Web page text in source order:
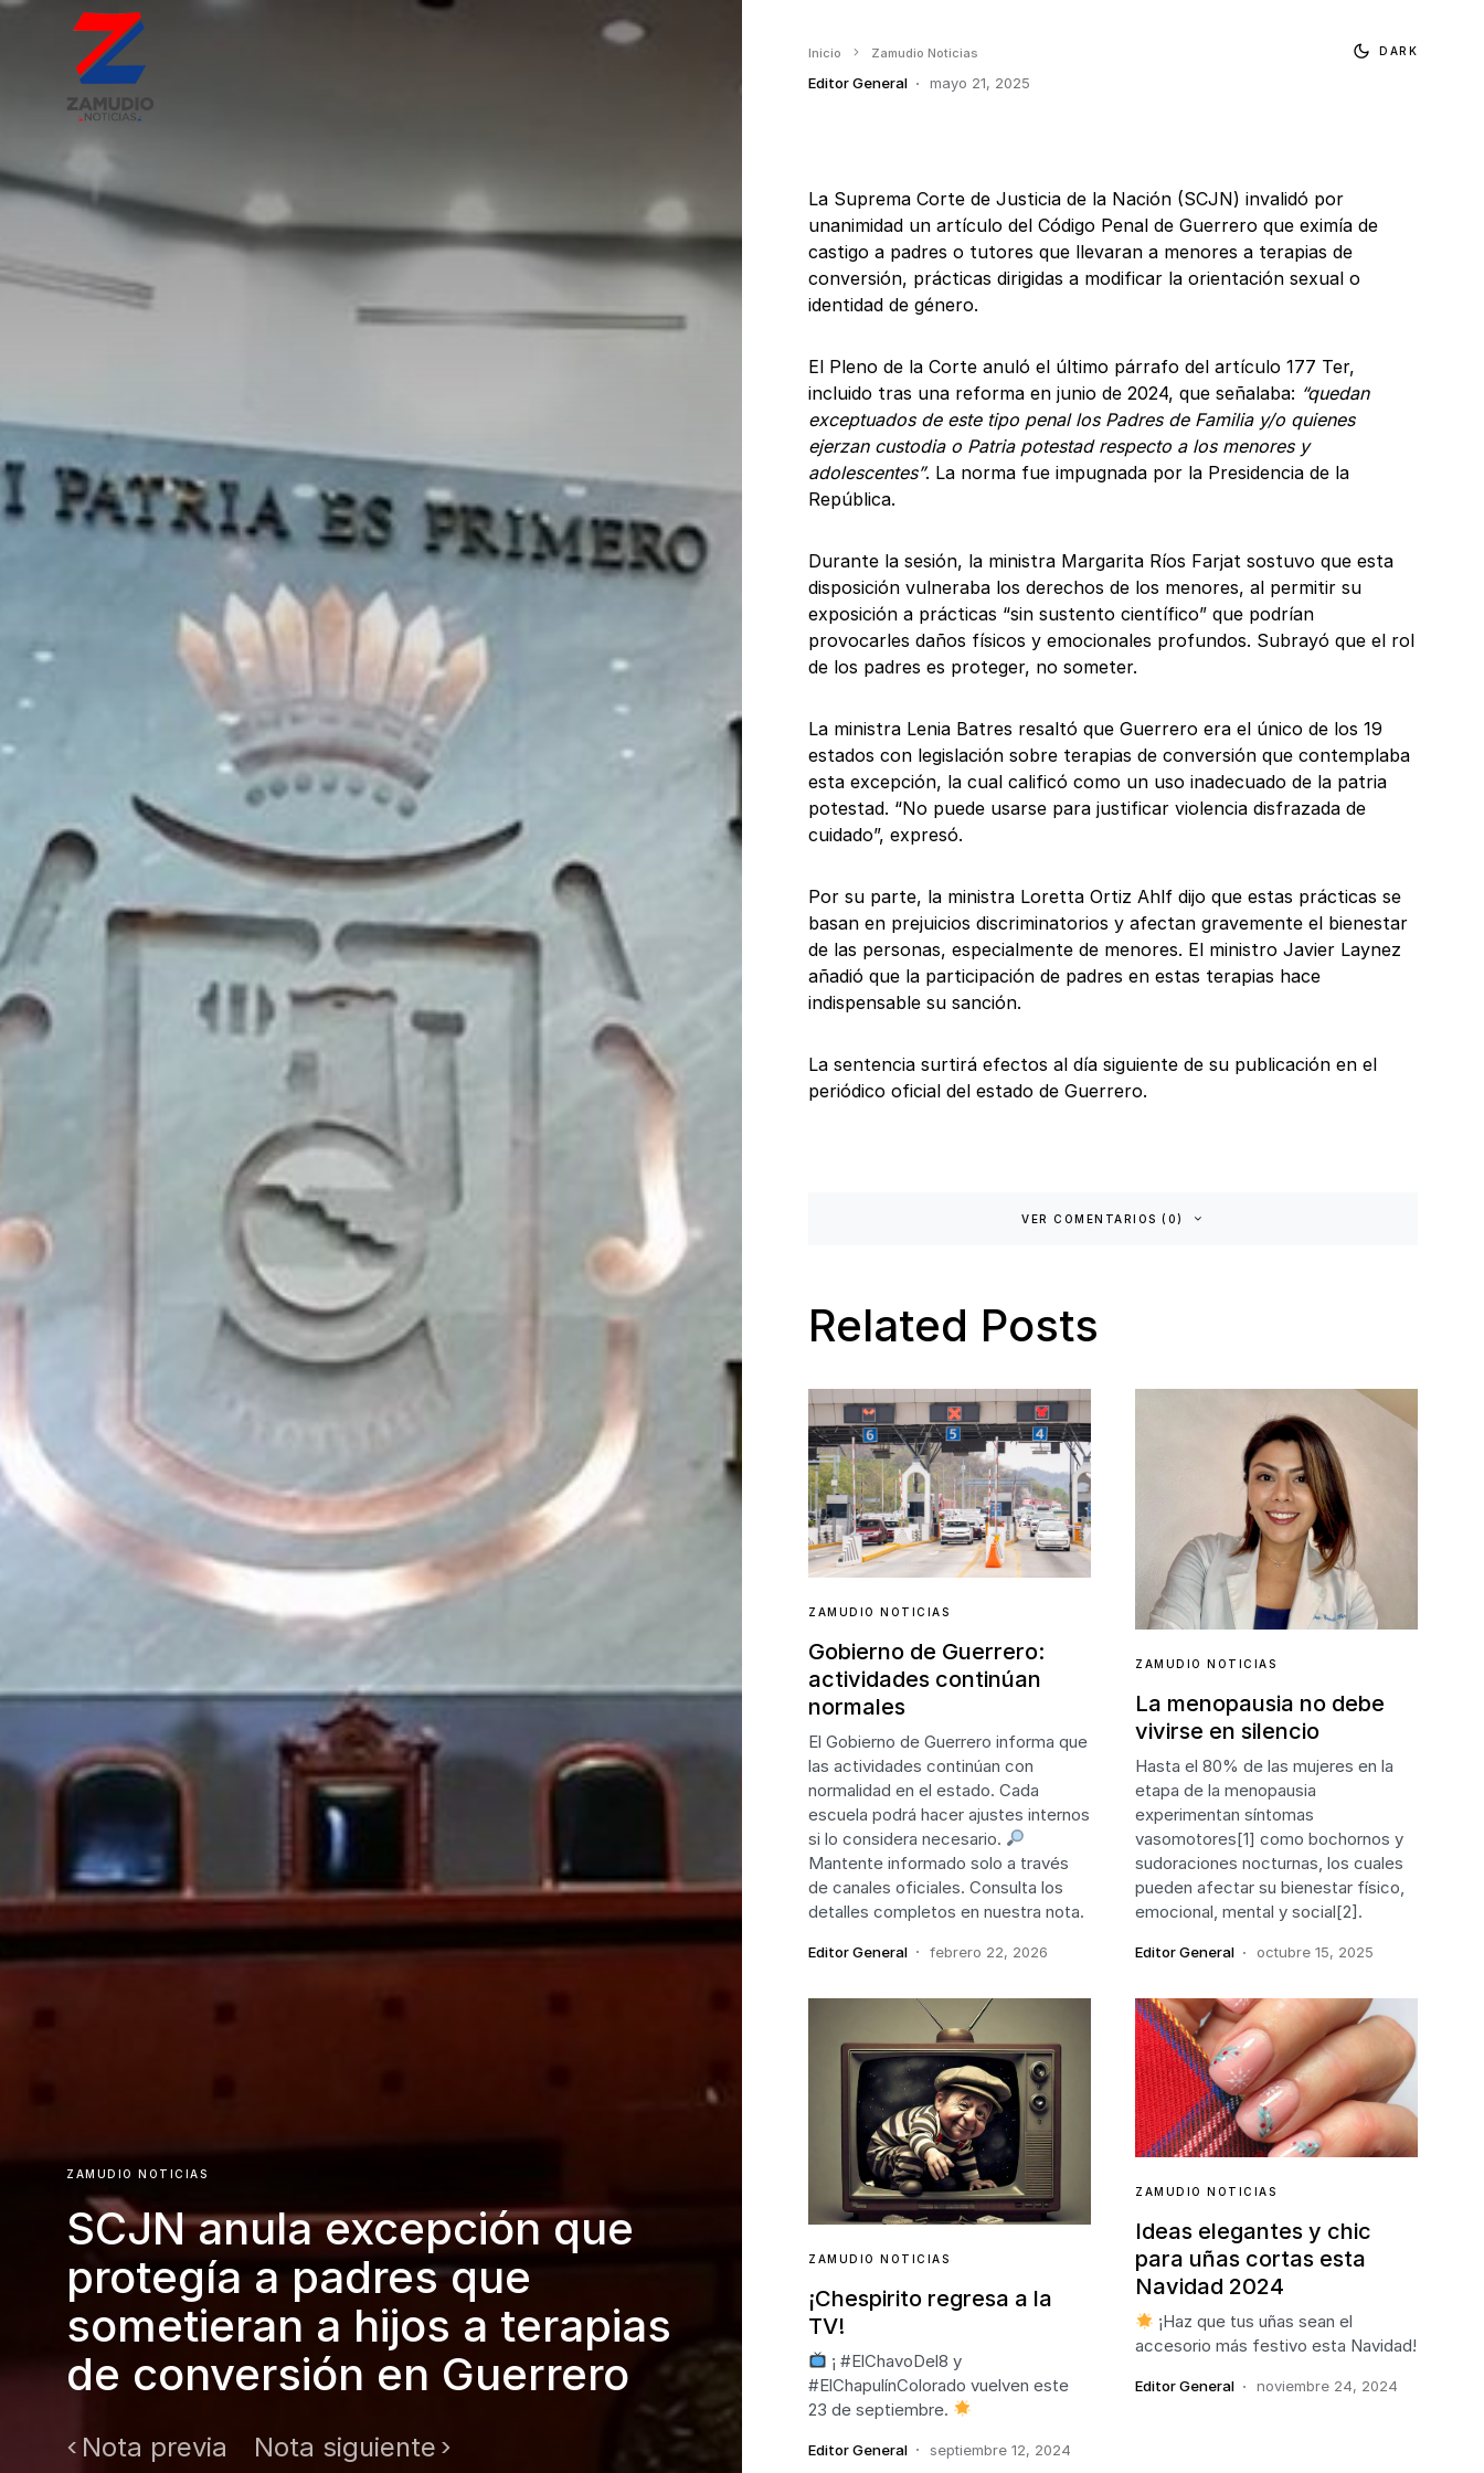
ZAMUDIO NOTICIAS
SCJN anula excepción que
protegía a padres que
sometieran a hijos a terapias
de conversión en Guerrero
Nota previa Nota siguiente
Inicio Zamudio Noticias
Editor General mayo 21, 2025
DARK
La Suprema Corte de Justicia de la Nación (SCJN) invalidó por
unanimidad un artículo del Código Penal de Guerrero que eximía de
castigo a padres o tutores que llevaran a menores a terapias de
conversión, prácticas dirigidas a modificar la orientación sexual o
identidad de género.
El Pleno de la Corte anuló el último párrafo del artículo 177 Ter,
incluido tras una reforma en junio de 2024, que señalaba: “quedan
exceptuados de este tipo penal los Padres de Familia y/o quienes
ejerzan custodia o Patria potestad respecto a los menores y
adolescentes”. La norma fue impugnada por la Presidencia de la
República.
Durante la sesión, la ministra Margarita Ríos Farjat sostuvo que esta
disposición vulneraba los derechos de los menores, al permitir su
exposición a prácticas “sin sustento científico” que podrían
provocarles daños físicos y emocionales profundos. Subrayó que el rol
de los padres es proteger, no someter.
La ministra Lenia Batres resaltó que Guerrero era el único de los 19
estados con legislación sobre terapias de conversión que contemplaba
esta excepción, la cual calificó como un uso inadecuado de la patria
potestad. “No puede usarse para justificar violencia disfrazada de
cuidado”, expresó.
Por su parte, la ministra Loretta Ortiz Ahlf dijo que estas prácticas se
basan en prejuicios discriminatorios y afectan gravemente el bienestar
de las personas, especialmente de menores. El ministro Javier Laynez
añadió que la participación de padres en estas terapias hace
indispensable su sanción.
La sentencia surtirá efectos al día siguiente de su publicación en el
periódico oficial del estado de Guerrero.
VER COMENTARIOS (0)
Related Posts
ZAMUDIO NOTICIAS
Gobierno de Guerrero:
actividades continúan
normales
El Gobierno de Guerrero informa que
las actividades continúan con
normalidad en el estado. Cada
escuela podrá hacer ajustes internos
si lo considera necesario.
Mantente informado solo a través
de canales oficiales. Consulta los
detalles completos en nuestra nota.
Editor General febrero 22, 2026
ZAMUDIO NOTICIAS
La menopausia no debe
vivirse en silencio
Hasta el 80% de las mujeres en la
etapa de la menopausia
experimentan síntomas
vasomotores[1] como bochornos y
sudoraciones nocturnas, los cuales
pueden afectar su bienestar físico,
emocional, mental y social[2].
Editor General octubre 15, 2025
ZAMUDIO NOTICIAS
¡Chespirito regresa a la
TV!
¡ #ElChavoDel8 y
#ElChapulínColorado vuelven este
23 de septiembre.
Editor General septiembre 12, 2024
ZAMUDIO NOTICIAS
Ideas elegantes y chic
para uñas cortas esta
Navidad 2024
¡Haz que tus uñas sean el
accesorio más festivo esta Navidad!
Editor General noviembre 24, 2024